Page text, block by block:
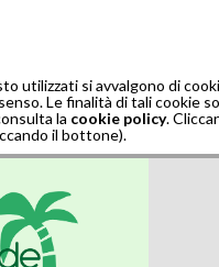
utilizzati si avvalgono di
Le finalità di tali cookie
la cookie policy.
il bottone).